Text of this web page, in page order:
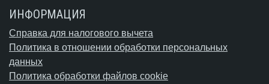
ИНФОРМАЦИЯ
Справка для налогового вычета
Политика в отношении обработки персональных
данных
Политика обработки файлов cookie